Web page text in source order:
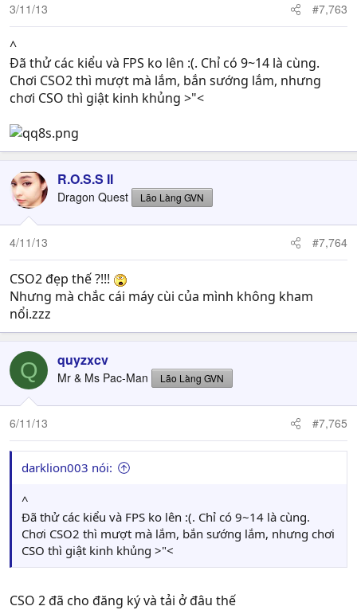
3/11/13 #7,763
^
Đã thử các kiểu và FPS ko lên :(. Chỉ có 9~14 là cùng.
Chơi CSO2 thì mượt mà lắm, bắn sướng lắm, nhưng
chơi CSO thì giật kinh khủng >"<
R.O.S.S II
Dragon Quest Lão Làng GVN
4/11/13 #7,764
CSO2 đẹp thế ?!!!
Nhưng mà chắc cái máy cùi của mình không kham
nổi.zzz
Q quyzxcv
Mr & Ms Pac-Man Lão Làng GVN
6/11/13 #7,765
darklion003 nói:
^
Đã thử các kiểu và FPS ko lên :(. Chỉ có 9~14 là cùng.
Chơi CSO2 thì mượt mà lắm, bắn sướng lắm, nhưng chơi
CSO thì giật kinh khủng >"<
CSO 2 đã cho đăng ký và tải ở đâu thế